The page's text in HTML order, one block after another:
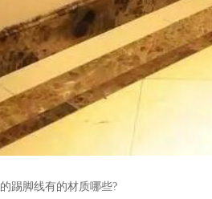
踢脚线有的材质哪些?